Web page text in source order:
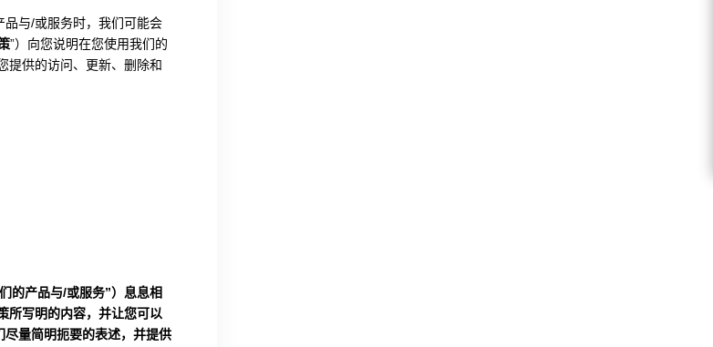
品与/或服务时，我们可能会
”）向您说明在您使用我们的
提供的访问、更新、删除和
的产品与/或服务”）息息相
所写明的内容，并让您可以
量简明扼要的表述，并提供